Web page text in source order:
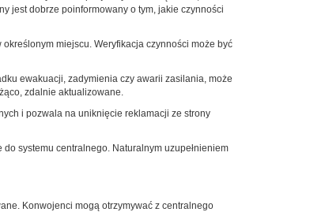
jest dobrze poinformowany o tym, jakie czynności
miejscu. Weryfikacja czynności może być
ewakuacji, zadymienia czy awarii zasilania, może
zdalnie aktualizowane.
i pozwala na uniknięcie reklamacji ze strony
systemu centralnego. Naturalnym uzupełnieniem
Konwojenci mogą otrzymywać z centralnego